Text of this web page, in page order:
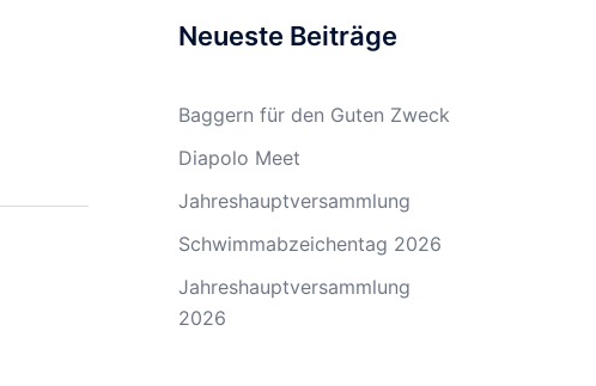
Neueste Beiträge
Baggern für den Guten Zweck
Diapolo Meet
Jahreshauptversammlung
Schwimmabzeichentag 2026
Jahreshauptversammlung
2026